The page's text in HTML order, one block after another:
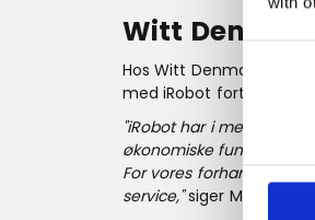
Selection
Witt
Hos Witt Denmark A/S
med iRobot fortsætter
"iRobot har i mere end
økonomiske fundament
For vores forhandlere
service,"siger Mikkel